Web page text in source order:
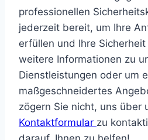
professionellen
jederzeit bereit, um Ihre
erfüllen und Ihre
weitere Informationen zu
Dienstleistungen oder um
maßgeschneidertes
zögern Sie nicht, uns über
Kontaktformular zu